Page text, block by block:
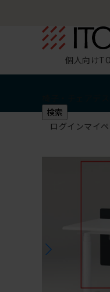
個人向け
検索
ログインマイ